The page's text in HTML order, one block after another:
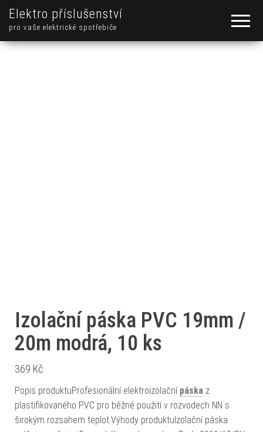
Elektro příslušenství
pro vaše elektrické spotřebiče
Izolační páska PVC 19mm /
20m modrá, 10 ks
369 Kč
Popis produktuProfesionální elektroizolační páska z
plastifikovaného PVC pro běžné použití v rozvodech NN s
širokým rozsahem teplot.Výhody produktuIzolační páska